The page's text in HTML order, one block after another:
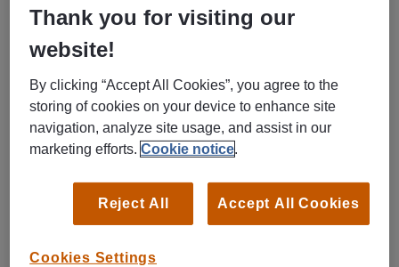
Vi tilbyr:
Konkurransedyktig lønn
God oppfølging fra din konsulent
Et arbeidsmiljø med tydelige prosesser og gode rutiner
Arbeidsoppgaver:
Praktisk bistand ved arrangementer og konserter
Vedlikehold og rydding
Thank you for visiting our
website!
By clicking “Accept All Cookies”, you agree to the
storing of cookies on your device to enhance site
navigation, analyze site usage, and assist in our
marketing efforts.Cookie notice.
Cookies Settings
Reject All Accept All Cookies